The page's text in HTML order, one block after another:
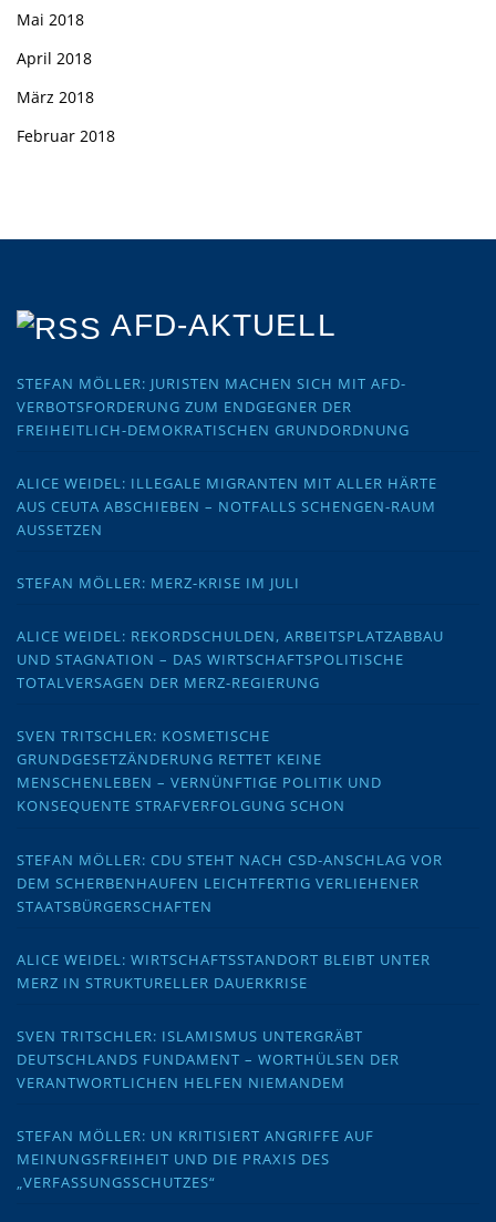
Mai 2018
April 2018
März 2018
Februar 2018
AFD-AKTUELL
STEFAN MÖLLER: JURISTEN MACHEN SICH MIT AFD-
VERBOTSFORDERUNG ZUM ENDGEGNER DER
FREIHEITLICH-DEMOKRATISCHEN GRUNDORDNUNG
ALICE WEIDEL: ILLEGALE MIGRANTEN MIT ALLER HÄRTE
AUS CEUTA ABSCHIEBEN – NOTFALLS SCHENGEN-RAUM
AUSSETZEN
STEFAN MÖLLER: MERZ-KRISE IM JULI
ALICE WEIDEL: REKORDSCHULDEN, ARBEITSPLATZABBAU
UND STAGNATION – DAS WIRTSCHAFTSPOLITISCHE
TOTALVERSAGEN DER MERZ-REGIERUNG
SVEN TRITSCHLER: KOSMETISCHE
GRUNDGESETZÄNDERUNG RETTET KEINE
MENSCHENLEBEN – VERNÜNFTIGE POLITIK UND
KONSEQUENTE STRAFVERFOLGUNG SCHON
STEFAN MÖLLER: CDU STEHT NACH CSD-ANSCHLAG VOR
DEM SCHERBENHAUFEN LEICHTFERTIG VERLIEHENER
STAATSBÜRGERSCHAFTEN
ALICE WEIDEL: WIRTSCHAFTSSTANDORT BLEIBT UNTER
MERZ IN STRUKTURELLER DAUERKRISE
SVEN TRITSCHLER: ISLAMISMUS UNTERGRÄBT
DEUTSCHLANDS FUNDAMENT – WORTHÜLSEN DER
VERANTWORTLICHEN HELFEN NIEMANDEM
STEFAN MÖLLER: UN KRITISIERT ANGRIFFE AUF
MEINUNGSFREIHEIT UND DIE PRAXIS DES
„VERFASSUNGSSCHUTZES“